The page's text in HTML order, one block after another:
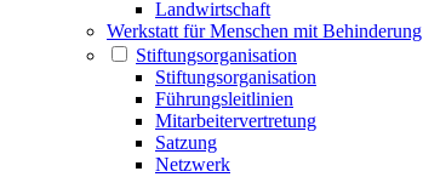
Landwirtschaft
Werkstatt für Menschen mit Behinderung
Stiftungsorganisation
Stiftungsorganisation
Führungsleitlinien
Mitarbeitervertretung
Satzung
Netzwerk